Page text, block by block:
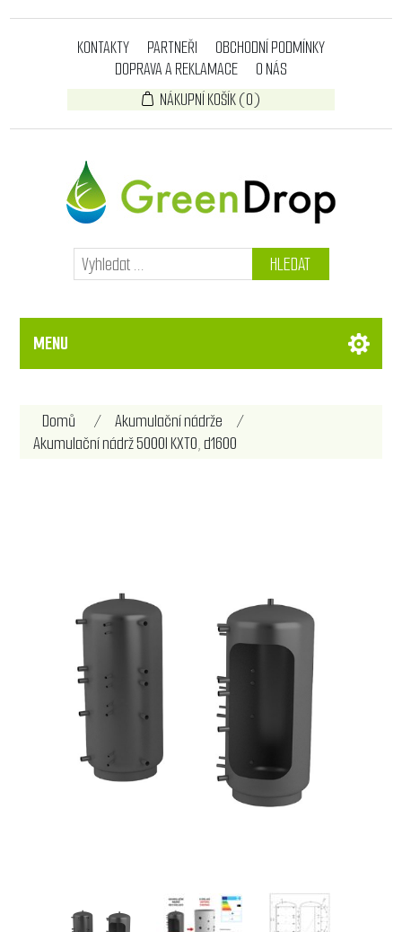
KONTAKTY PARTNEŘI
OBCHODNÍ PODMÍNKY
DOPRAVA A REKLAMACE
O NÁS
NÁKUPNÍ KOŠÍK(0)
HLEDAT
MENU
Domů / Akumulační nádrže
/
Akumulační nádrž 5000l KXT0, d1600
Název atributu